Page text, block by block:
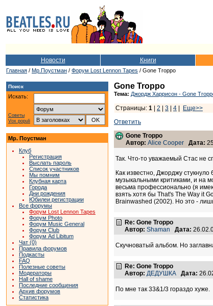
Новости Книги
Главная / Мр.Поустман / Форум Lost Lennon Tapes / Gone Troppo
Поиск
Искать:
Советы
Vox populi
Мр. Поустман
Клуб
Регистрация
Выслать пароль
Список участников
Мы помним
Клубная карта
Города
Дни рождения
Юбилеи регистрации
Все форумы
Форум Lost Lennon Tapes
Форум Photo
Форум Music General
Форум Club
Форум Ad Libitum
Чат (0)
Правила форумов
Подкасты
FAQ
Полезные советы
Модераторы
Hall of shame
Последние сообщения
Архив форумов
Статистика
Gone Troppo
Тема: Джордж Харрисон - Gone
Страницы: 1 2 3 4
Еще>>
Ответить
Gone Troppo
Автор: Alice Cooper Дата:
Так. Что-то уважаемый Стас не
Как известно, Джорджу
музыкальными критиками, и на
весьма профессионально (я
взять хотя бы That's The Way it
Brainwashed (2002). Но это -
Re: Gone Troppo
Автор: Shaman Дата:
Скучноватый альбом. Но
Re: Gone Troppo
Автор: ДЕДУШКА Дата:
По мне так 33&1/3 гораздо хуже.